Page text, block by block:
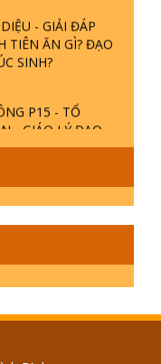
- GIẢI ĐÁP
TIÊN ĂN GÌ? ĐẠO
SINH?
P15 - TỔ
- GIÁO LÝ ĐẠO
BẢN
ĐẶC BIỆT -
ÂM LỊCH DƯƠNG
LỚN ĐẾN
PHẬT THẬT -